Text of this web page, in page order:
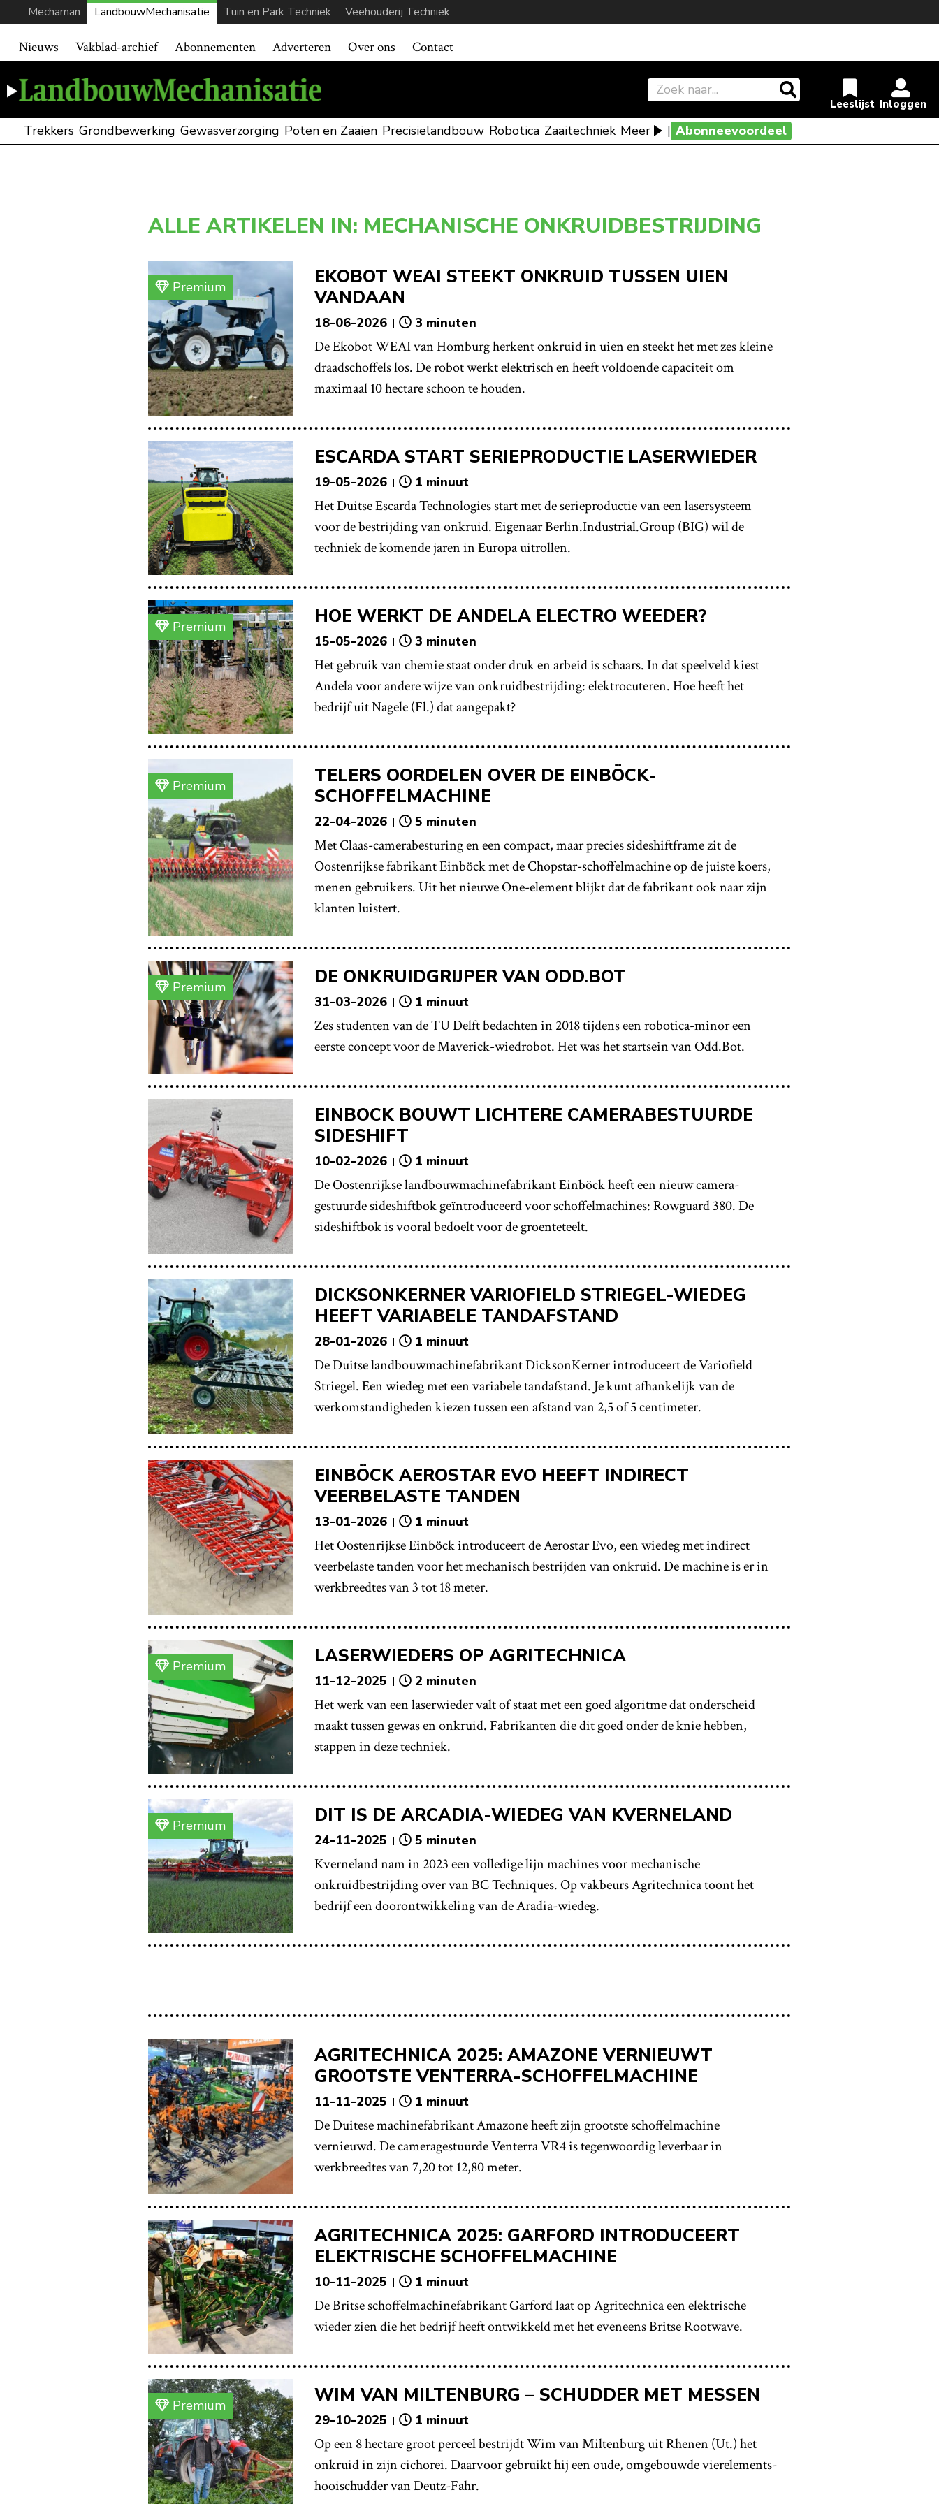
Mechaman LandbouwMechanisatie Tuin en Park Techniek Veehouderij Techniek
Nieuws Vakblad-archief Abonnementen Adverteren Over ons Contact
Trekkers Grondbewerking Gewasverzorging Poten en Zaaien Precisielandbouw Robotica Zaaitechniek Meer | Abonneevoordeel
ALLE ARTIKELEN IN: MECHANISCHE ONKRUIDBESTRIJDING
Premium
EKOBOT WEAI STEEKT ONKRUID TUSSEN UIEN
VANDAAN
18-06-2026 3 minuten
De Ekobot WEAI van Homburg herkent onkruid in uien en steekt het met zes kleine
draadschoffels los. De robot werkt elektrisch en heeft voldoende capaciteit om
maximaal 10 hectare schoon te houden.
ESCARDA START SERIEPRODUCTIE LASERWIEDER
19-05-2026 1 minuut
Het Duitse Escarda Technologies start met de serieproductie van een lasersysteem
voor de bestrijding van onkruid. Eigenaar Berlin.Industrial.Group (BIG) wil de
techniek de komende jaren in Europa uitrollen.
Premium HOE WERKT DE ANDELA ELECTRO WEEDER?
15-05-2026 3 minuten
Het gebruik van chemie staat onder druk en arbeid is schaars. In dat speelveld kiest
Andela voor andere wijze van onkruidbestrijding: elektrocuteren. Hoe heeft het
bedrijf uit Nagele (Fl.) dat aangepakt?
Premium
TELERS OORDELEN OVER DE EINBÖCK-
SCHOFFELMACHINE
22-04-2026 5 minuten
Met Claas-camerabesturing en een compact, maar precies sideshiftframe zit de
Oostenrijkse fabrikant Einböck met de Chopstar-schoffelmachine op de juiste koers,
menen gebruikers. Uit het nieuwe One-element blijkt dat de fabrikant ook naar zijn
klanten luistert.
Premium DE ONKRUIDGRIJPER VAN ODD.BOT
31-03-2026 1 minuut
Zes studenten van de TU Delft bedachten in 2018 tijdens een robotica-minor een
eerste concept voor de Maverick-wiedrobot. Het was het startsein van Odd.Bot.
EINBOCK BOUWT LICHTERE CAMERABESTUURDE
SIDESHIFT
10-02-2026 1 minuut
De Oostenrijkse landbouwmachinefabrikant Einböck heeft een nieuw camera-
gestuurde sideshiftbok geïntroduceerd voor schoffelmachines: Rowguard 380. De
sideshiftbok is vooral bedoelt voor de groenteteelt.
DICKSONKERNER VARIOFIELD STRIEGEL-WIEDEG
HEEFT VARIABELE TANDAFSTAND
28-01-2026 1 minuut
De Duitse landbouwmachinefabrikant DicksonKerner introduceert de Variofield
Striegel. Een wiedeg met een variabele tandafstand. Je kunt afhankelijk van de
werkomstandigheden kiezen tussen een afstand van 2,5 of 5 centimeter.
EINBÖCK AEROSTAR EVO HEEFT INDIRECT
VEERBELASTE TANDEN
13-01-2026 1 minuut
Het Oostenrijkse Einböck introduceert de Aerostar Evo, een wiedeg met indirect
veerbelaste tanden voor het mechanisch bestrijden van onkruid. De machine is er in
werkbreedtes van 3 tot 18 meter.
Premium LASERWIEDERS OP AGRITECHNICA
11-12-2025 2 minuten
Het werk van een laserwieder valt of staat met een goed algoritme dat onderscheid
maakt tussen gewas en onkruid. Fabrikanten die dit goed onder de knie hebben,
stappen in deze techniek.
Premium DIT IS DE ARCADIA-WIEDEG VAN KVERNELAND
24-11-2025 5 minuten
Kverneland nam in 2023 een volledige lijn machines voor mechanische
onkruidbestrijding over van BC Techniques. Op vakbeurs Agritechnica toont het
bedrijf een doorontwikkeling van de Aradia-wiedeg.
AGRITECHNICA 2025: AMAZONE VERNIEUWT
GROOTSTE VENTERRA-SCHOFFELMACHINE
11-11-2025 1 minuut
De Duitese machinefabrikant Amazone heeft zijn grootste schoffelmachine
vernieuwd. De cameragestuurde Venterra VR4 is tegenwoordig leverbaar in
werkbreedtes van 7,20 tot 12,80 meter.
AGRITECHNICA 2025: GARFORD INTRODUCEERT
ELEKTRISCHE SCHOFFELMACHINE
10-11-2025 1 minuut
De Britse schoffelmachinefabrikant Garford laat op Agritechnica een elektrische
wieder zien die het bedrijf heeft ontwikkeld met het eveneens Britse Rootwave.
Premium WIM VAN MILTENBURG – SCHUDDER MET MESSEN
29-10-2025 1 minuut
Op een 8 hectare groot perceel bestrijdt Wim van Miltenburg uit Rhenen (Ut.) het
onkruid in zijn cichorei. Daarvoor gebruikt hij een oude, omgebouwde vierelements-
hooischudder van Deutz-Fahr.